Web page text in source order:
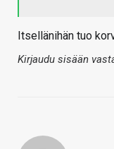
Itsellänihän tuo
Kirjaudu sisään